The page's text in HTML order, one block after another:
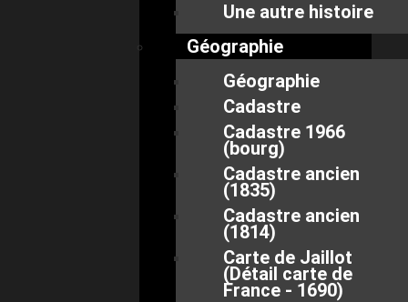
Une autre histoire
Géographie
Géographie
Cadastre
Cadastre 1966
(bourg)
Cadastre ancien
(1835)
Cadastre ancien
(1814)
Carte de Jaillot
(Détail carte de
France - 1690)